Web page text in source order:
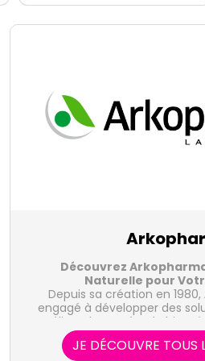
Découvrez
Naturelle pour
Depuis sa création en 1980,
engagé à développer des
améliorer la santé et le bien-
son expertise en
alimentaires, le laboratoire
Les Gammes de
JE DÉCOUVRE TOUS